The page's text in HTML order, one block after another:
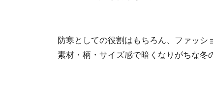
防寒としての役割はもちろん、ファッシ
素材・柄・サイズ感で暗くなりがちな冬